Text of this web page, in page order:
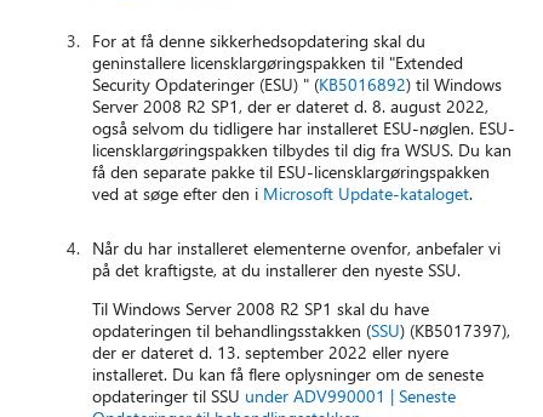
For at få denne sikkerhedsopdatering skal du
geninstallere licensklargøringspakken til "Extended
Security Opdateringer (ESU) " (KB5016892) til Windows
Server 2008 R2 SP1, der er dateret d. 8. august 2022,
også selvom du tidligere har installeret ESU-nøglen. ESU-
licensklargøringspakken tilbydes til dig fra WSUS. Du kan
få den separate pakke til ESU-licensklargøringspakken
ved at søge efter den i Microsoft Update-kataloget.
Når du har installeret elementerne ovenfor, anbefaler vi
på det kraftigste, at du installerer den nyeste SSU.
Til Windows Server 2008 R2 SP1 skal du have
opdateringen til behandlingsstakken (SSU) (KB5017397),
der er dateret d. 13. september 2022 eller nyere
installeret. Du kan få flere oplysninger om de seneste
opdateringer til SSU under ADV990001 | Seneste